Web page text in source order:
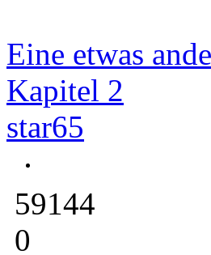
Eine etwas
Kapitel 2
star65
59144
0